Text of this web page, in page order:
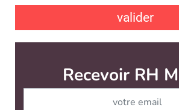
valider
Recevoir RH